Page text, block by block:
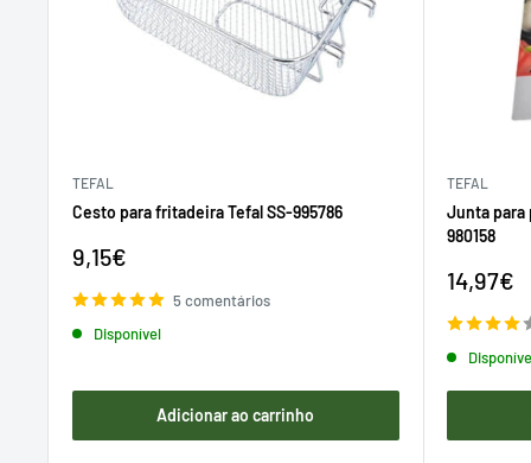
TEFAL
Cesto para fritadeira Tefal SS-995786
Preço
venda
9,15€
5 comentários
Disponível
Adicionar ao carrinho
TEFAL
Junta para
980158
Preço
venda
14,97€